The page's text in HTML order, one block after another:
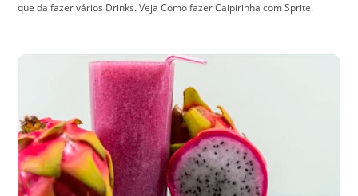
que da fazer vários Drinks. Veja Como fazer Caipirinha com Sprite.